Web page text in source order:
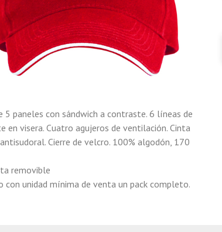
5 paneles con sándwich a contraste. 6 líneas de
en visera. Cuatro agujeros de ventilación. Cinta
Cierre de velcro. 100% algodón, 170
removible
con unidad mínima de venta un pack completo.